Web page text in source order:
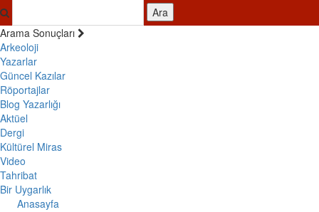
Ara
Arama Sonuçları
Arkeoloji
Yazarlar
Güncel Kazılar
Röportajlar
Blog Yazarlığı
Aktüel
Dergi
Kültürel Miras
Video
Tahribat
Bir Uygarlık
Anasayfa